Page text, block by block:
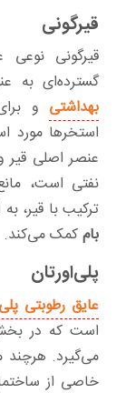
قیرگونی
قیرگونی
گسترده‌ای به
بهداشتی و
استخرها مورد
عنصر اصلی
نفتی است،
ترکیب با قیر،
بامکمک می‌کند.
پلی‌اورتان
عایق رطوبتی
است که در
می‌گیرد.
خاصی از